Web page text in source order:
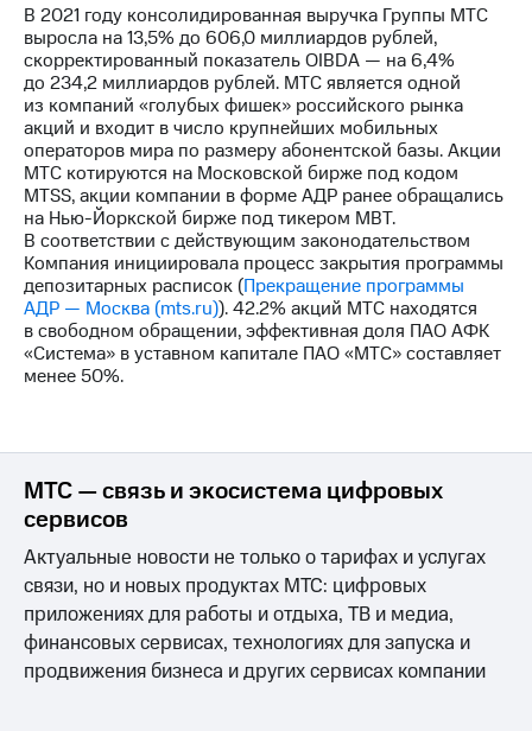
В 2021 году консолидированная выручка Группы МТС
выросла на 13,5% до 606,0 миллиардов рублей,
скорректированный показатель OIBDA — на 6,4%
до 234,2 миллиардов рублей. МТС является одной
из компаний «голубых фишек» российского рынка
акций и входит в число крупнейших мобильных
операторов мира по размеру абонентской базы. Акции
МТС котируются на Московской бирже под кодом
MTSS, акции компании в форме АДР ранее обращались
на Нью-Йоркской бирже под тикером MBT.
В соответствии с действующим законодательством
Компания инициировала процесс закрытия программы
депозитарных расписок (Прекращение программы
АДР — Москва (mts.ru)). 42.2% акций МТС находятся
в свободном обращении, эффективная доля ПАО АФК
«Система» в уставном капитале ПАО «МТС» составляет
менее 50%.
МТС — связь и экосистема цифровых
сервисов
Актуальные новости не только о тарифах и услугах
связи, но и новых продуктах МТС: цифровых
приложениях для работы и отдыха, ТВ и медиа,
финансовых сервисах, технологиях для запуска и
продвижения бизнеса и других сервисах компании